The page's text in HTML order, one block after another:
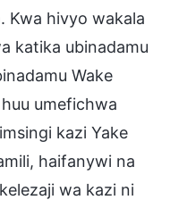
Kwa hivyo wakala
katika ubinadamu
Wake
umefichwa
kazi Yake
haifanywi na
wa kazi ni